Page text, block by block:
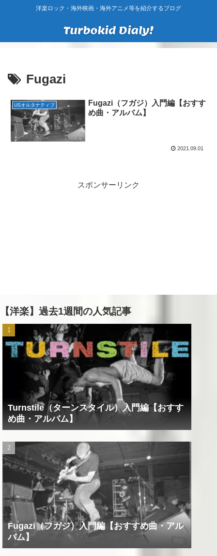
洋楽ロック・海外映画・海外アニメ等を紹介するブログ
Fugazi
USオルタナティブ
Fugazi（フガジ）入門編【おすす
め曲・アルバム】
2021.09.01
スポンサーリンク
【洋楽】過去1週間の人気記事
Turnstile（ターンスタイル）入門編【おすす
め曲・アルバム】
Fugazi（フガジ）入門編【おすすめ曲・アル
バム】